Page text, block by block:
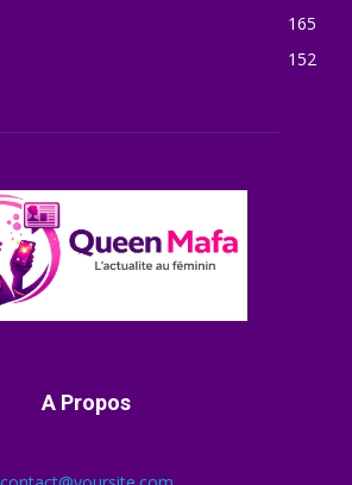
165
152
A Propos